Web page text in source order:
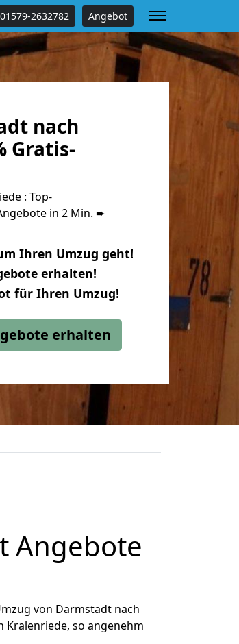
01579-2632782 Angebot
nach
Gratis-
: Top-
in 2 Min. ➨
Ihren Umzug geht!
erhalten!
für Ihren Umzug!
erhalten
Angebote
von Darmstadt nach
Kralenriede, so angenehm